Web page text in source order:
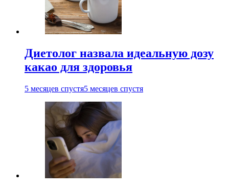
Диетолог назвала идеальную дозу
какао для здоровья
5 месяцев спустя5 месяцев спустя